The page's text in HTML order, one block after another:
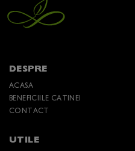
DESPRE
ACASA
BENEFICIILE CATINEI
CONTACT
UTILE